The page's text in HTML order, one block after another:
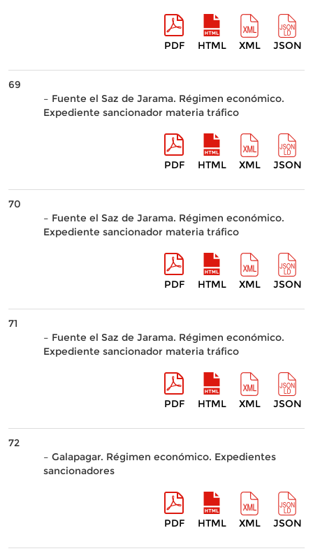
PDF HTML XML JSON
69
– Fuente el Saz de Jarama. Régimen económico.
Expediente sancionador materia tráfico
PDF HTML XML JSON
70
– Fuente el Saz de Jarama. Régimen económico.
Expediente sancionador materia tráfico
PDF HTML XML JSON
71
– Fuente el Saz de Jarama. Régimen económico.
Expediente sancionador materia tráfico
PDF HTML XML JSON
72
– Galapagar. Régimen económico. Expedientes
sancionadores
PDF HTML XML JSON